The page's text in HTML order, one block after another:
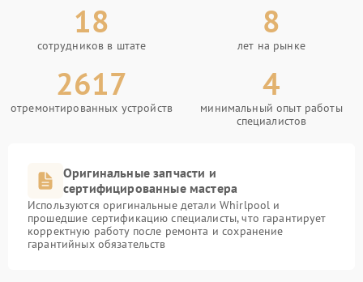
18
сотрудников в штате
8
лет на рынке
2617
отремонтированных устройств
4
минимальный опыт работы
специалистов
Оригинальные запчасти и
сертифицированные мастера
Используются оригинальные детали Whirlpool и
прошедшие сертификацию специалисты, что гарантирует
корректную работу после ремонта и сохранение
гарантийных обязательств